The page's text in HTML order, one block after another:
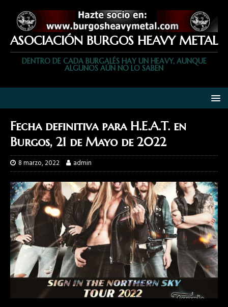
ASOCIACIÓN BURGOS HEAVY METAL
DENTRO DE CADA BURGALÉS HAY UN HEAVY, AUNQUE
ALGUNOS AÚN NO LO SABEN
Fecha definitiva para H.E.A.T. en
Burgos, 21 de Mayo de 2022
8 marzo, 2022 admin